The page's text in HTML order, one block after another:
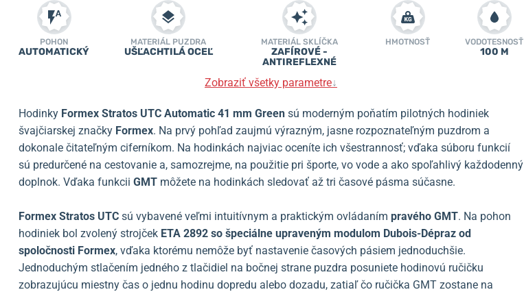
POHON
AUTOMATICKÝ
MATERIÁL PUZDRA
UŠĽACHTILÁ OCEĽ
MATERIÁL SKLÍČKA
ZAFÍROVÉ -
ANTIREFLEXNÉ
HMOTNOSŤ VODOTESNOSŤ
100 M
Zobraziť všetky parametre↓
Hodinky Formex Stratos UTC Automatic 41 mm Green sú moderným poňatím pilotných hodiniek
švajčiarskej značky Formex. Na prvý pohľad zaujmú výrazným, jasne rozpoznateľným puzdrom a
dokonale čitateľným ciferníkom. Na hodinkách najviac oceníte ich všestrannosť; vďaka súboru funkcií
sú predurčené na cestovanie a, samozrejme, na použitie pri športe, vo vode a ako spoľahlivý každodenný
doplnok. Vďaka funkcii GMT môžete na hodinkách sledovať až tri časové pásma súčasne.
Formex Stratos UTC sú vybavené veľmi intuitívnym a praktickým ovládaním pravého GMT. Na pohon
hodiniek bol zvolený strojček ETA 2892 so špeciálne upraveným modulom Dubois-Dépraz od
spoločnosti Formex, vďaka ktorému nemôže byť nastavenie časových pásiem jednoduchšie.
Jednoduchým stlačením jedného z tlačidiel na bočnej strane puzdra posuniete hodinovú ručičku
zobrazujúcu miestny čas o jednu hodinu dopredu alebo dozadu, zatiaľ čo ručička GMT zostane na